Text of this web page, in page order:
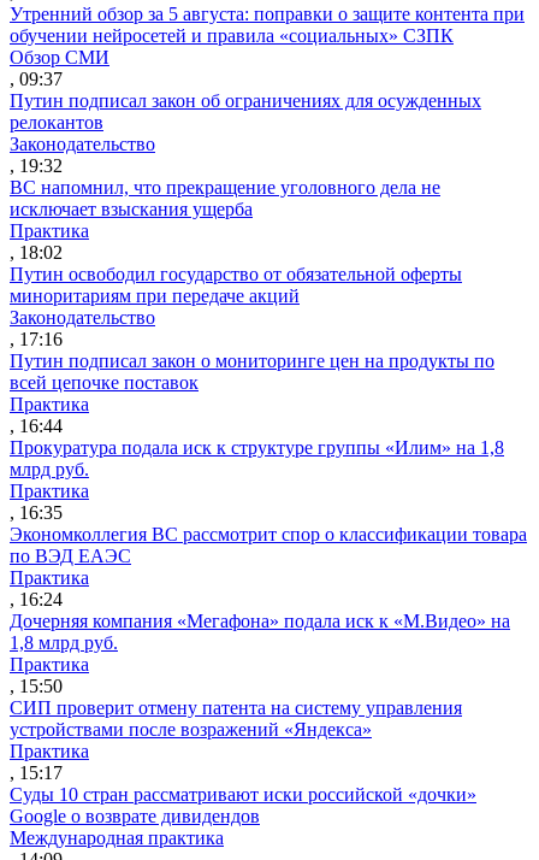
Утренний обзор за 5 августа: поправки о защите контента при
обучении нейросетей и правила «социальных» СЗПК
Обзор СМИ
, 09:37
Путин подписал закон об ограничениях для осужденных
релокантов
Законодательство
, 19:32
ВС напомнил, что прекращение уголовного дела не
исключает взыскания ущерба
Практика
, 18:02
Путин освободил государство от обязательной оферты
миноритариям при передаче акций
Законодательство
, 17:16
Путин подписал закон о мониторинге цен на продукты по
всей цепочке поставок
Практика
, 16:44
Прокуратура подала иск к структуре группы «Илим» на 1,8
млрд руб.
Практика
, 16:35
Экономколлегия ВС рассмотрит спор о классификации товара
по ВЭД ЕАЭС
Практика
, 16:24
Дочерняя компания «Мегафона» подала иск к «М.Видео» на
1,8 млрд руб.
Практика
, 15:50
СИП проверит отмену патента на систему управления
устройствами после возражений «Яндекса»
Практика
, 15:17
Суды 10 стран рассматривают иски российской «дочки»
Google о возврате дивидендов
Международная практика